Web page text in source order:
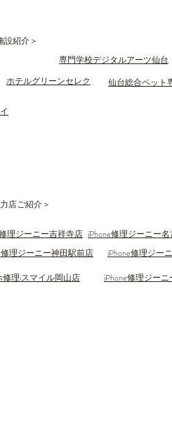
設紹介＞
専門学校デジタルアーツ仙台
ホテルグリーンセレク
仙台総合ペット
店ご紹介＞
理ジーニー吉祥寺店 iPhone修理ジーニー
修理ジーニー神田駅前​店 iPhone修理ジー
修理iスマイル岡山店 iPhone修理ジー